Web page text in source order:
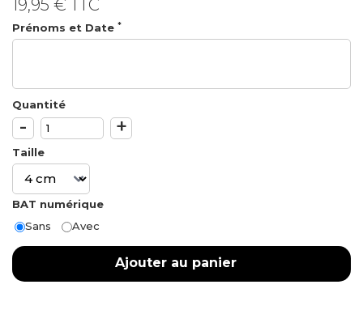
19,95 € TTC
Prénoms et Date *
Quantité
- +
Taille
BAT numérique
Sans
Avec
Ajouter au panier